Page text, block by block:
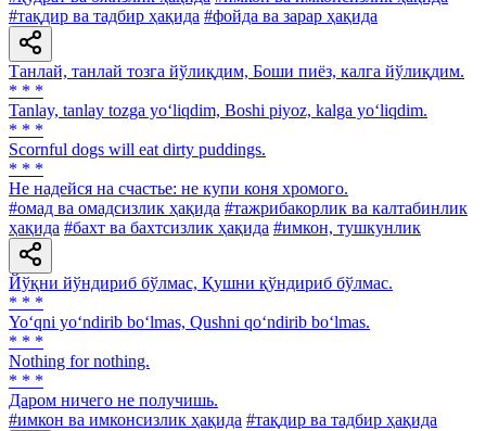
#тақдир ва тадбир ҳақида #фойда ва зарар ҳақида
Танлай, танлай тозга йўлиқдим, Боши пиёз, калга йўлиқдим.
* * *
Tanlay, tanlay tozga yo‘liqdim, Boshi piyoz, kalga yo‘liqdim.
* * *
Scornful dogs will eat dirty puddings.
* * *
Не надейся на счастье: не купи коня хромого.
#омад ва омадсизлик ҳақида #тажрибакорлик ва калтабинлик
ҳақида #бахт ва бахтсизлик ҳақида #имкон, тушкунлик
Йўқни йўндириб бўлмас, Қушни қўндириб бўлмас.
* * *
Yo‘qni yo‘ndirib bo‘lmas, Qushni qo‘ndirib bo‘lmas.
* * *
Nothing for nothing.
* * *
Даром ничего не получишь.
#имкон ва имконсизлик ҳақида #тақдир ва тадбир ҳақида